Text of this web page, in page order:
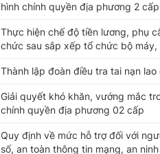
hình chính quyền địa phương 2 cấp
Thực hiện chế độ tiền lương, phụ
chức sau sắp xếp tổ chức bộ
Thành lập đoàn điều tra tai nạn
Giải quyết khó khăn, vướng mắc
chính quyền địa phương 02 cấp
Quy định về mức hỗ trợ đối với
số, an toàn thông tin mạng, an